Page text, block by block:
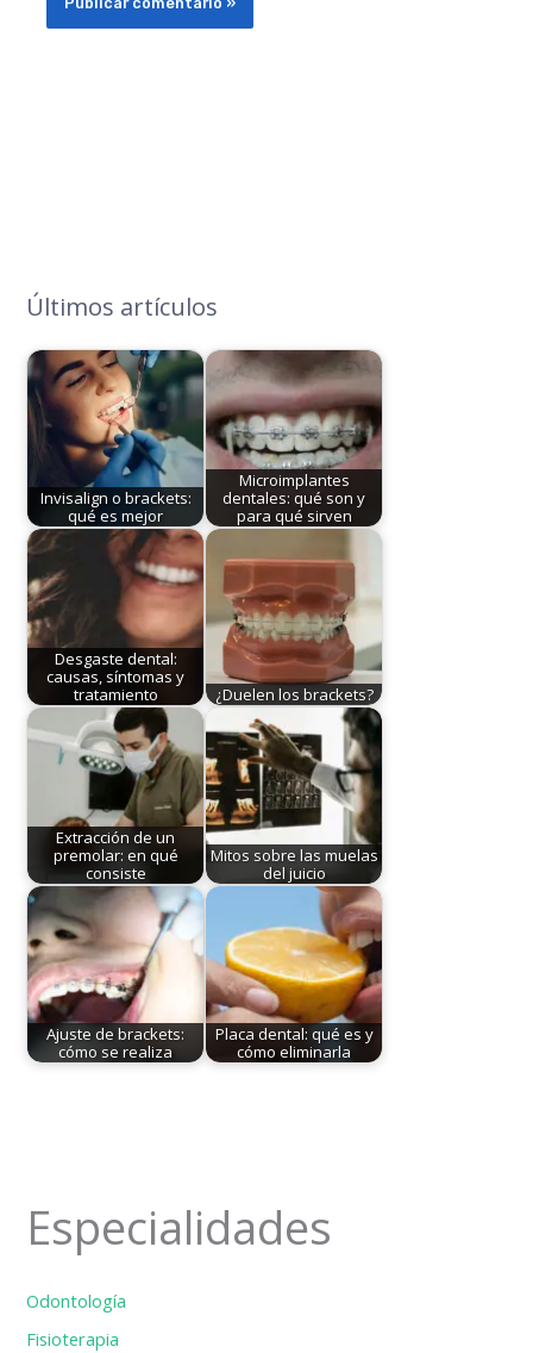
Últimos artículos
Invisalign o brackets:
qué es mejor
Microimplantes
dentales: qué son y
para qué sirven
Desgaste dental:
causas, síntomas y
tratamiento
¿Duelen los brackets?
Extracción de un
premolar: en qué
consiste
Mitos sobre las muelas
del juicio
Ajuste de brackets:
cómo se realiza
Placa dental: qué es y
cómo eliminarla
Especialidades
Odontología
Fisioterapia